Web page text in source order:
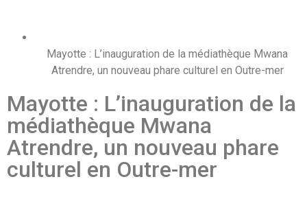
Mayotte : L’inauguration de la médiathèque Mwana
Atrendre, un nouveau phare culturel en Outre-mer
Mayotte : L’inauguration de la
médiathèque Mwana
Atrendre, un nouveau phare
culturel en Outre-mer